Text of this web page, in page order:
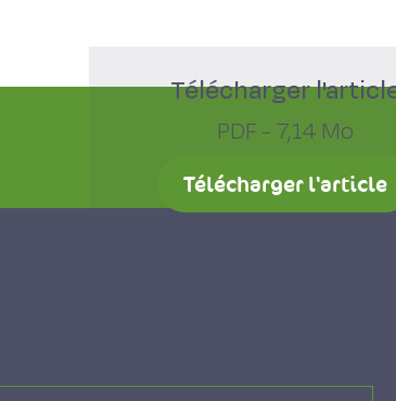
Télécharger
PDF - 7,14 Mo
Télécharger l'article